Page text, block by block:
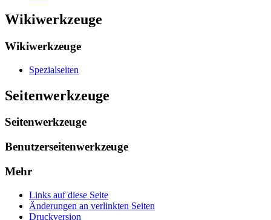
Wikiwerkzeuge
Wikiwerkzeuge
Spezialseiten
Seitenwerkzeuge
Seitenwerkzeuge
Benutzerseitenwerkzeuge
Mehr
Links auf diese Seite
Änderungen an verlinkten Seiten
Druckversion